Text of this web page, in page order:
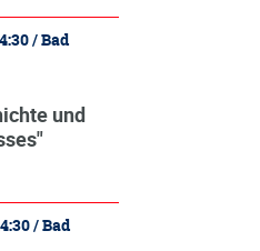
/ Bad
und
/ Bad